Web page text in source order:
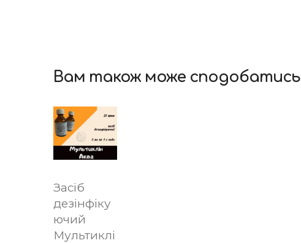
Вам також може сподобатись
Засіб
дезінфіку
ючий
Мультиклі